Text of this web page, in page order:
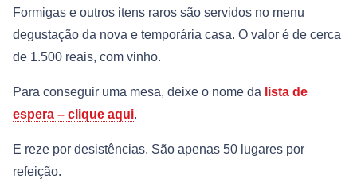
Formigas e outros itens raros são servidos no menu
degustação da nova e temporária casa. O valor é de cerca
de 1.500 reais, com vinho.
Para conseguir uma mesa, deixe o nome da lista de
espera – clique aqui.
E reze por desistências. São apenas 50 lugares por
refeição.